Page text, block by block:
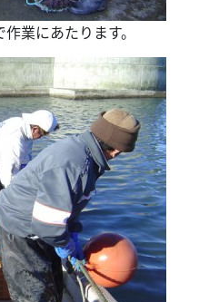
業にあたります。